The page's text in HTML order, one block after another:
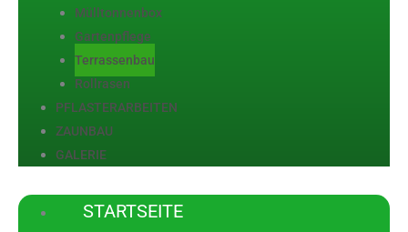
Mülltonnenbox
Gartenpflege
Terrassenbau
Rollrasen
PFLASTERARBEITEN
ZAUNBAU
GALERIE
STARTSEITE